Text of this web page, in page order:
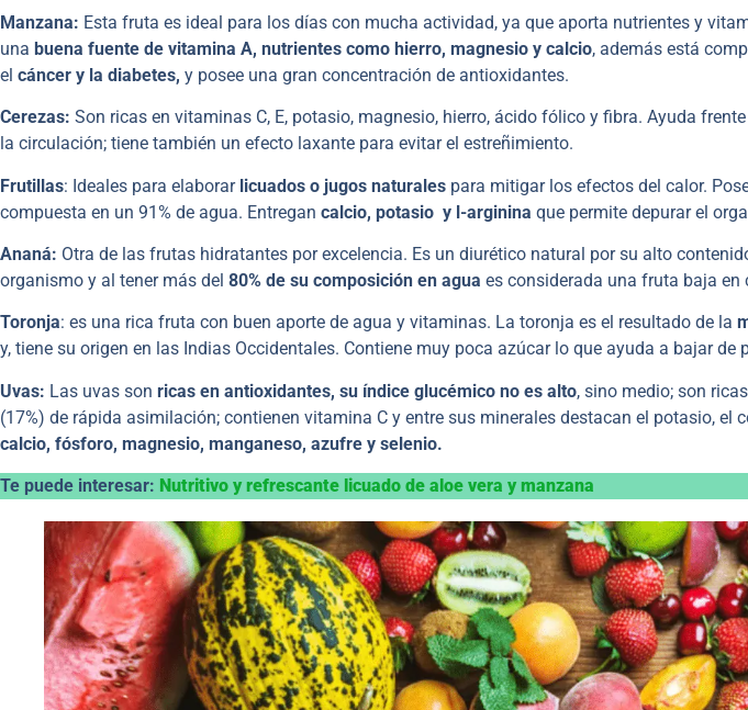
Manzana: Esta fruta es ideal para los días con mucha actividad, ya que aporta nutrientes y
una buena fuente de vitamina A, nutrientes como hierro, magnesio y calcio, además está
el cáncer y la diabetes, y posee una gran concentración de antioxidantes.
Cerezas: Son ricas en vitaminas C, E, potasio, magnesio, hierro, ácido fólico y fibra. Ayuda
la circulación; tiene también un efecto laxante para evitar el estreñimiento.
Frutillas: Ideales para elaborar licuados o jugos naturales para mitigar los efectos del calor.
compuesta en un 91% de agua. Entregan calcio, potasio y l-arginina que permite depurar el
Ananá: Otra de las frutas hidratantes por excelencia. Es un diurético natural por su alto
organismo y al tener más del 80% de su composición en agua es considerada una fruta baja en
Toronja: es una rica fruta con buen aporte de agua y vitaminas. La toronja es el resultado de la
y, tiene su origen en las Indias Occidentales. Contiene muy poca azúcar lo que ayuda a bajar de
Uvas: Las uvas son ricas en antioxidantes, su índice glucémico no es alto, sino medio; son
(17%) de rápida asimilación; contienen vitamina C y entre sus minerales destacan el potasio, el
calcio, fósforo, magnesio, manganeso, azufre y selenio.
Te puede interesar: Nutritivo y refrescante licuado de aloe vera y manzana